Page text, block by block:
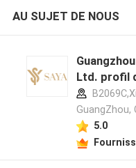
AU SUJET DE NOUS
Ltd. profil
GuangZhou,
5.0